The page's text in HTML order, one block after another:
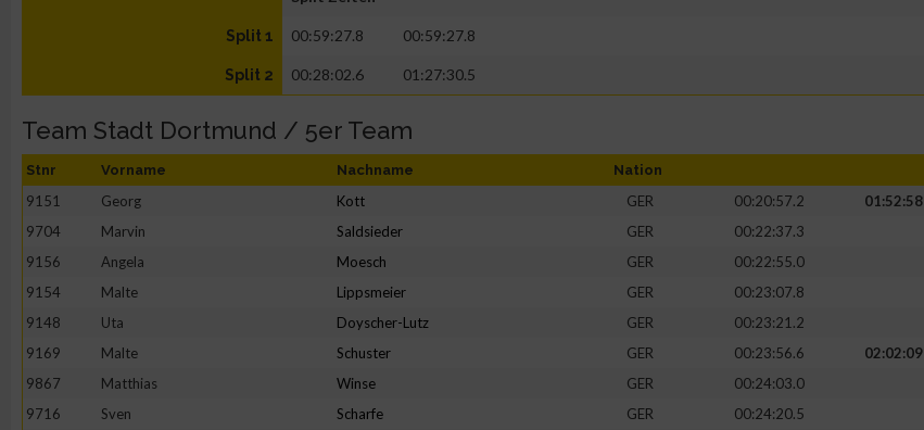
Split 1 00:59:27.8 00:59:27.8
Split 2 00:28:02.6 01:27:30.5
Team Stadt Dortmund / 5er Team
Stnr Vorname Nachname Nation
9151 Georg Kott GER 00:20:57.2
01:52:58
9704
Marvin Saldsieder GER
00:22:37.3
9156
Angela Moesch GER
00:22:55.0
9154
Malte Lippsmeier GER
00:23:07.8
9148
Uta Doyscher-Lutz GER
00:23:21.2
9169
Malte Schuster GER 00:23:56.6
02:02:09
9867
Matthias Winse GER
00:24:03.0
9716
Sven Scharfe GER
00:24:20.5